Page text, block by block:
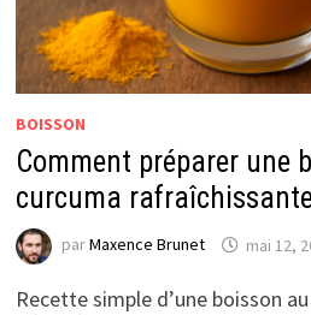
BOISSON
Comment préparer une
curcuma
parMaxence Brunet mai 12,
Recette simple d’une boisson